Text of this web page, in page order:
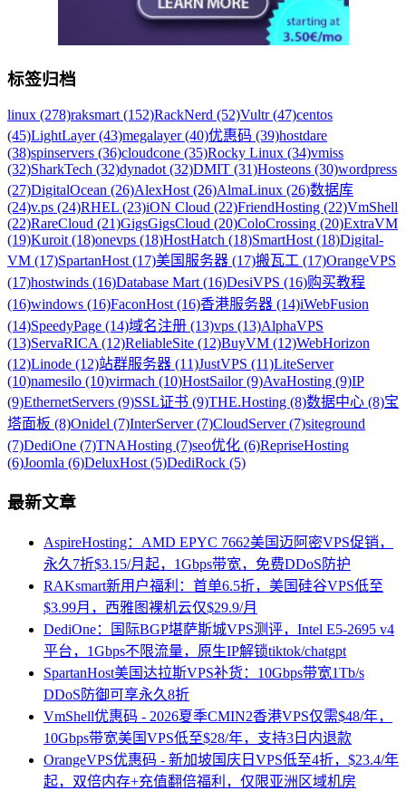
标签归档
linux (278)raksmart (152)RackNerd (52)Vultr (47)centos
(45)LightLayer (43)megalayer (40)优惠码 (39)hostdare
(38)spinservers (36)cloudcone (35)Rocky Linux (34)vmiss
(32)SharkTech (32)dynadot (32)DMIT (31)Hosteons (30)wordpress
(27)DigitalOcean (26)AlexHost (26)AlmaLinux (26)数据库
(24)v.ps (24)RHEL (23)iON Cloud (22)FriendHosting (22)VmShell
(22)RareCloud (21)GigsGigsCloud (20)ColoCrossing (20)ExtraVM
(19)Kuroit (18)onevps (18)HostHatch (18)SmartHost (18)Digital-
VM (17)SpartanHost (17)美国服务器 (17)搬瓦工 (17)OrangeVPS
(17)hostwinds (16)Database Mart (16)DesiVPS (16)购买教程
(16)windows (16)FaconHost (16)香港服务器 (14)iWebFusion
(14)SpeedyPage (14)域名注册 (13)vps (13)AlphaVPS
(13)ServaRICA (12)ReliableSite (12)BuyVM (12)WebHorizon
(12)Linode (12)站群服务器 (11)JustVPS (11)LiteServer
(10)namesilo (10)virmach (10)HostSailor (9)AvaHosting (9)IP
(9)EthernetServers (9)SSL证书 (9)THE.Hosting (8)数据中心 (8)宝
塔面板 (8)Onidel (7)InterServer (7)CloudServer (7)siteground
(7)DediOne (7)TNAHosting (7)seo优化 (6)RepriseHosting
(6)Joomla (6)DeluxHost (5)DediRock (5)
最新文章
AspireHosting：AMD EPYC 7662美国迈阿密VPS促销，
永久7折$3.15/月起，1Gbps带宽，免费DDoS防护
RAKsmart新用户福利：首单6.5折，美国硅谷VPS低至
$3.99月，西雅图裸机云仅$29.9/月
DediOne：国际BGP堪萨斯城VPS测评，Intel E5-2695 v4
平台，1Gbps不限流量，原生IP解锁tiktok/chatgpt
SpartanHost美国达拉斯VPS补货：10Gbps带宽1Tb/s
DDoS防御可享永久8折
VmShell优惠码 - 2026夏季CMIN2香港VPS仅需$48/年，
10Gbps带宽美国VPS低至$28/年，支持3日内退款
OrangeVPS优惠码 - 新加坡国庆日VPS低至4折，$23.4/年
起，双倍内存+充值翻倍福利，仅限亚洲区域机房